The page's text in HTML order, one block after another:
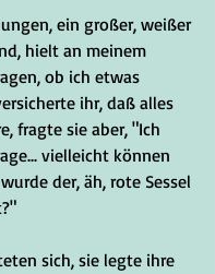
ein großer, weißer
hielt an meinem
ob ich etwas
ihr, daß alles
fragte sie aber, "Ich
vielleicht können
der, äh, rote Sessel
sich, sie legte ihre